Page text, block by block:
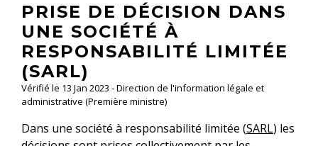
PRISE DE DÉCISION DANS
UNE SOCIÉTÉ À
RESPONSABILITÉ LIMITÉE
(SARL)
Vérifié le 13 Jan 2023 - Direction de l'information légale et
administrative (Première ministre)
Dans une société à responsabilité limitée (SARL) les